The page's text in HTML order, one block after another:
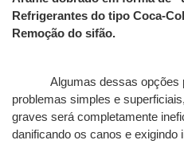
Refrigerantes do tipo Coca-
Remoção do sifão.
Algumas dessas opções
problemas simples e
graves será completamente
danificando os canos e exigindo